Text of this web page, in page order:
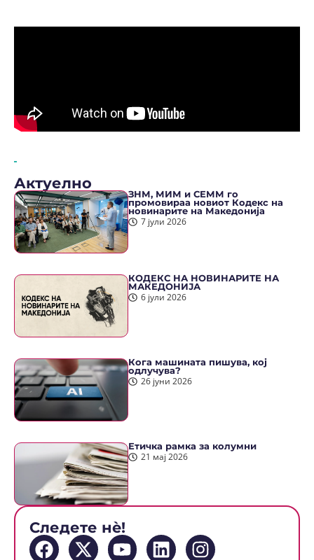
Актуелно
ЗНМ, МИМ и СЕММ го
промовираа новиот Кодекс на
новинарите на Македонија
7 јули 2026
КОДЕКС НА НОВИНАРИТЕ НА
МАКЕДОНИЈА
6 јули 2026
Кога машината пишува, кој
одлучува?
26 јуни 2026
Етичка рамка за колумни
21 мај 2026
Следете нè!